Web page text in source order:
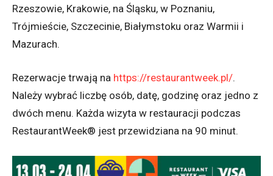
Rzeszowie, Krakowie, na Śląsku, w Poznaniu,
Trójmieście, Szczecinie, Białymstoku oraz Warmii i
Mazurach.
Rezerwacje trwają na https://restaurantweek.pl/.
Należy wybrać liczbę osób, datę, godzinę oraz jedno z
dwóch menu. Każda wizyta w restauracji podczas
RestaurantWeek® jest przewidziana na 90 minut.